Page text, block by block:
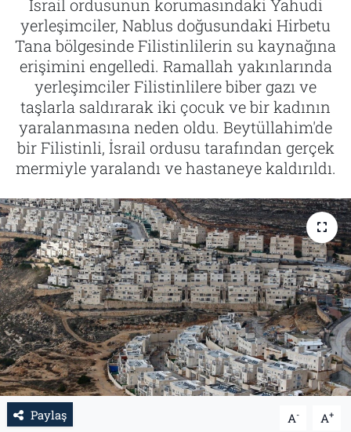
İsrail ordusunun korumasındaki Yahudi
yerleşimciler, Nablus doğusundaki Hirbetu
Tana bölgesinde Filistinlilerin su kaynağına
erişimini engelledi. Ramallah yakınlarında
yerleşimciler Filistinlilere biber gazı ve
taşlarla saldırarak iki çocuk ve bir kadının
yaralanmasına neden oldu. Beytüllahim'de
bir Filistinli, İsrail ordusu tarafından gerçek
mermiyle yaralandı ve hastaneye kaldırıldı.
Paylaş A- A+
Tarih
İletişim
Künye